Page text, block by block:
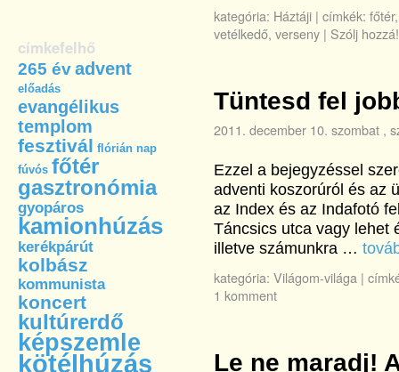
címkefelhő
265 évadvent
előadás
evangélikus
templom
fesztivál flórián nap
fúvós főtér
gasztronómia
gyopáros
kamionhúzás
kerékpárút
kolbász
kommunista
koncert
kultúrerdő
képszemle
kötélhúzás
kategória: Háztáji | címkék: főtér
vetélkedő, verseny | Szólj hozzá!
Tüntesd fel
2011. december 10. szombat ,
Ezzel a bejegyzéssel
adventi koszorúról és az
az Index és az Indafotó
Táncsics utca vagy lehet
illetve számunkra …
kategória: Világom-világa |
1 komment
Le ne maradj!